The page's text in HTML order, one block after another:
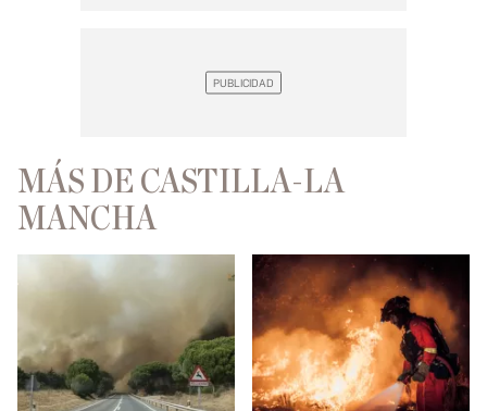
MÁS DE CASTILLA-LA
MANCHA